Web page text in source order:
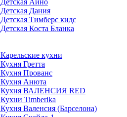
Детская Дания
Детская Тимберс кидс
Детская Коста Бланка
Карельские кухни
Кухня Гретта
Кухня Прованс
Кухня Анюта
Кухня ВАЛЕНСИЯ RED
Кухни Timberika
Кухня Валенсия (Барселона)